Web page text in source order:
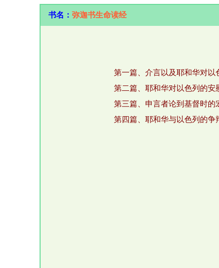
书名： 弥迦书生命读经
第一篇、介言以及耶和华对以
第二篇、耶和华对以色列的安
第三篇、申言者论到基督时的
第四篇、耶和华与以色列的争